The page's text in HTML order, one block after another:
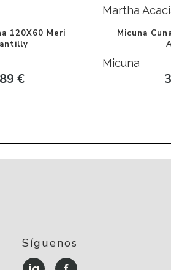
120X60 Meri
€
Micuna
Micuna
Síguenos